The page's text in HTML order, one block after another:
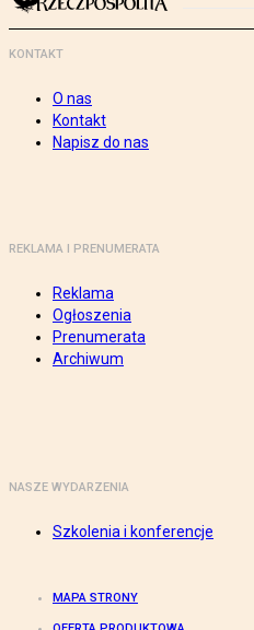
KONTAKT
O nas
Kontakt
Napisz do nas
REKLAMA I PRENUMERATA
Reklama
Ogłoszenia
Prenumerata
Archiwum
NASZE WYDARZENIA
Szkolenia i konferencje
MAPA STRONY